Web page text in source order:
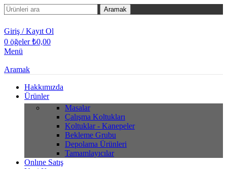
Aramak
Giriş / Kayıt Ol
0 öğeler ₺0,00
Menü
Aramak
Hakkımızda
Ürünler
Masalar
Çalışma Koltukları
Koltuklar - Kanepeler
Bekleme Grubu
Depolama Ürünleri
Tamamlayıcılar
Onlıne Satış